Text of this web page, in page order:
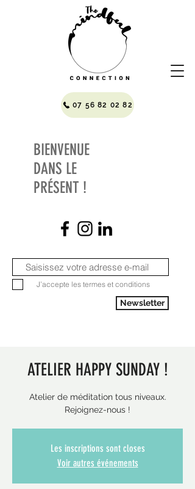
07 56 82 02 82
BIENVENUE
DANS LE
PRÉSENT !
J’accepte les termes et conditions
Newsletter
ATELIER HAPPY SUNDAY !
Atelier de méditation tous niveaux.
Rejoignez-nous !
Les inscriptions sont closes
Voir autres événements